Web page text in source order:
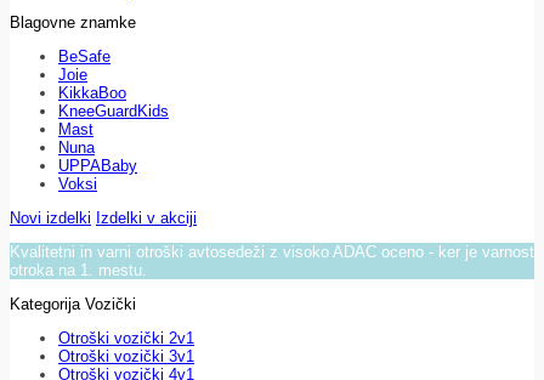
Blagovne znamke
BeSafe
Joie
KikkaBoo
KneeGuardKids
Mast
Nuna
UPPABaby
Voksi
Novi izdelki Izdelki v akciji
Kvalitetni in varni otroški avtosedeži z visoko ADAC oceno - ker je varnost
otroka na 1. mestu.
Kategorija Vozički
Otroški vozički 2v1
Otroški vozički 3v1
Otroški vozički 4v1